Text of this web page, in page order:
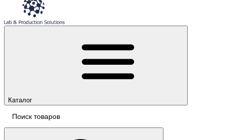
Каталог